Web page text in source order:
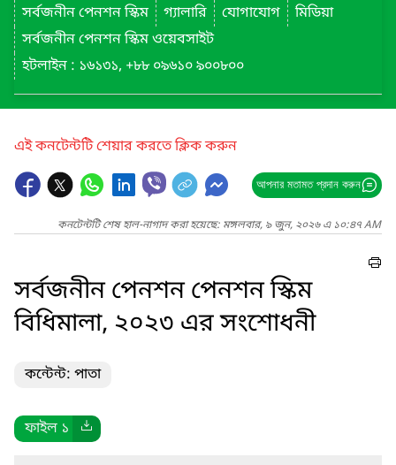
সর্বজনীন পেনশন স্কিম
গ্যালারি যোগাযোগ
মিডিয়া
সর্বজনীন পেনশন স্কিম ওয়েবসাইট
হটলাইন : ১৬১৩১, +৮৮ ০৯৬১০ ৯০০৮০০
এই কনটেন্টটি শেয়ার করতে ক্লিক করুন
আপনার মতামত প্রদান করুন
কনটেন্টটি শেষ হাল-নাগাদ করা হয়েছে: মঙ্গলবার, ৯ জুন, ২০২৬ এ ১০:৪৭ AM
সর্বজনীন পেনশন পেনশন স্কিম
বিধিমালা, ২০২৩ এর সংশোধনী
কন্টেন্ট: পাতা
ফাইল ১